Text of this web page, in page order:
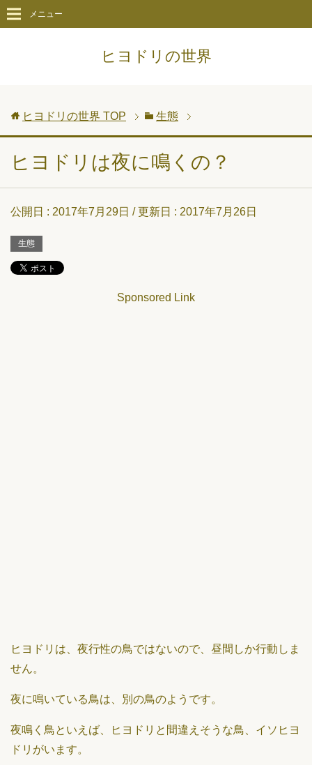
ヒヨドリの世界
メニュー
ヒヨドリの世界 TOP 生態
ヒヨドリは夜に鳴くの？
公開日 : 2017年7月29日 / 更新日 : 2017年7月26日
生態
Sponsored Link
ヒヨドリは、夜行性の鳥ではないので、昼間しか行動しま
せん。
夜に鳴いている鳥は、別の鳥のようです。
夜鳴く鳥といえば、ヒヨドリと間違えそうな鳥、イソヒヨ
ドリがいます。